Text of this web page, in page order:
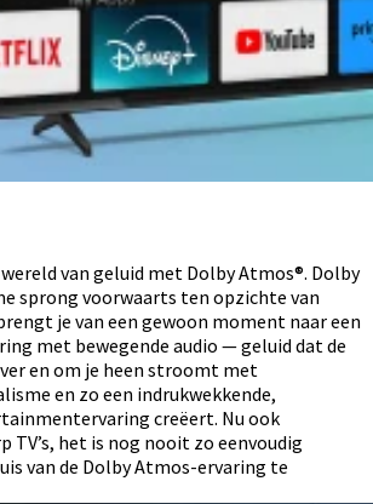
van geluid met Dolby Atmos®. Dolby
sprong voorwaarts ten opzichte van
je van een gewoon moment naar een
met bewegende audio — geluid dat de
en om je heen stroomt met
en zo een indrukwekkende,
creëert. Nu ook
TV’s, het is nog nooit zo eenvoudig
van de Dolby Atmos-ervaring te